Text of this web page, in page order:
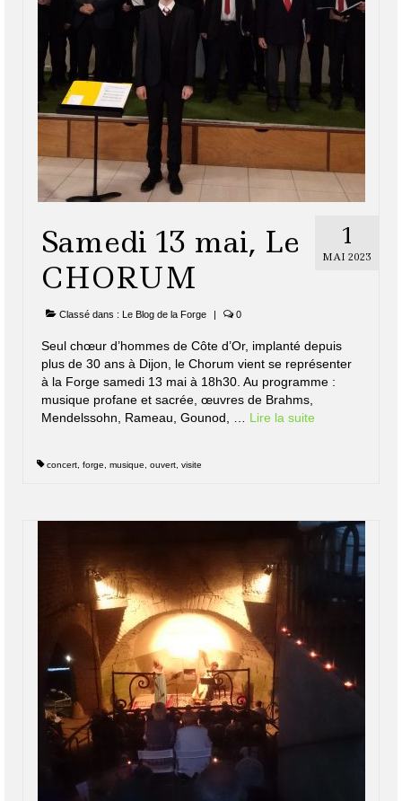
1
MAI 2023
Samedi 13 mai, Le
CHORUM
Classé dans : Le Blog de la Forge | 0
Seul chœur d’hommes de Côte d’Or, implanté depuis
plus de 30 ans à Dijon, le Chorum vient se représenter
à la Forge samedi 13 mai à 18h30. Au programme :
musique profane et sacrée, œuvres de Brahms,
Mendelssohn, Rameau, Gounod, … Lire la suite­­
concert forge musique ouvert visite